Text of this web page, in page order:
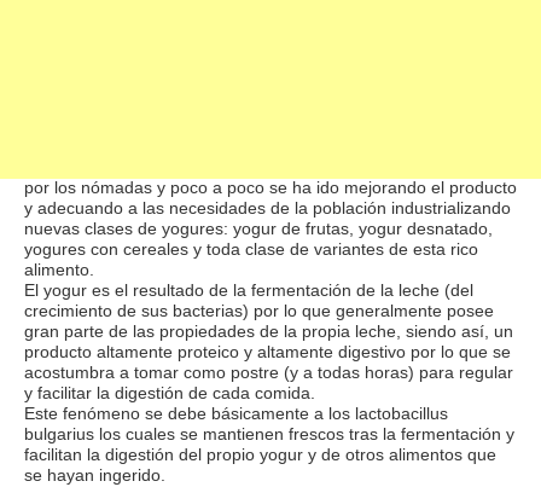
por los nómadas y poco a poco se ha ido mejorando el producto
y adecuando a las necesidades de la población industrializando
nuevas clases de yogures: yogur de frutas, yogur desnatado,
yogures con cereales y toda clase de variantes de esta rico
alimento.
El yogur es el resultado de la fermentación de la leche (del
crecimiento de sus bacterias) por lo que generalmente posee
gran parte de las propiedades de la propia leche, siendo así, un
producto altamente proteico y altamente digestivo por lo que se
acostumbra a tomar como postre (y a todas horas) para regular
y facilitar la digestión de cada comida.
Este fenómeno se debe básicamente a los lactobacillus
bulgarius los cuales se mantienen frescos tras la fermentación y
facilitan la digestión del propio yogur y de otros alimentos que
se hayan ingerido.